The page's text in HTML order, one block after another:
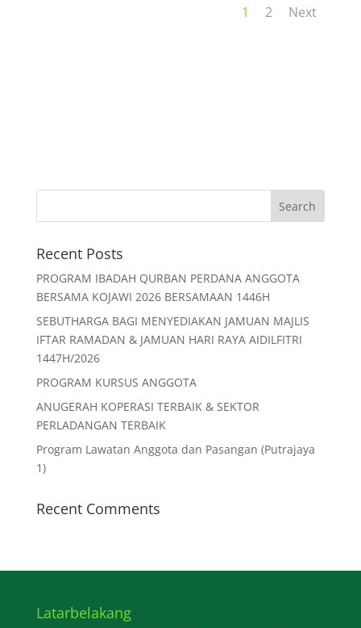
1 2 Next
Recent Posts
PROGRAM IBADAH QURBAN PERDANA ANGGOTA
BERSAMA KOJAWI 2026 BERSAMAAN 1446H
SEBUTHARGA BAGI MENYEDIAKAN JAMUAN MAJLIS
IFTAR RAMADAN & JAMUAN HARI RAYA AIDILFITRI
1447H/2026
PROGRAM KURSUS ANGGOTA
ANUGERAH KOPERASI TERBAIK & SEKTOR
PERLADANGAN TERBAIK
Program Lawatan Anggota dan Pasangan (Putrajaya
1)
Recent Comments
Latarbelakang